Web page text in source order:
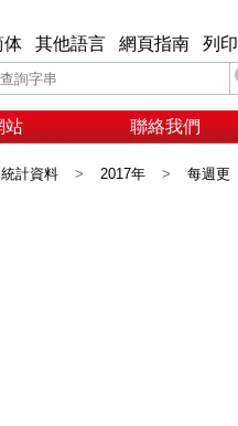
体 其他語言 網頁指南 列印
站 聯絡我們
計資料 > 2017年 > 每週更